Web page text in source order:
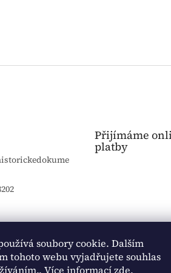
soubory cookie. Dalším
tohoto webu vyjadřujete souhlas
Více informacízde.
Přijímáme
platby
Blog Sportantique.cz